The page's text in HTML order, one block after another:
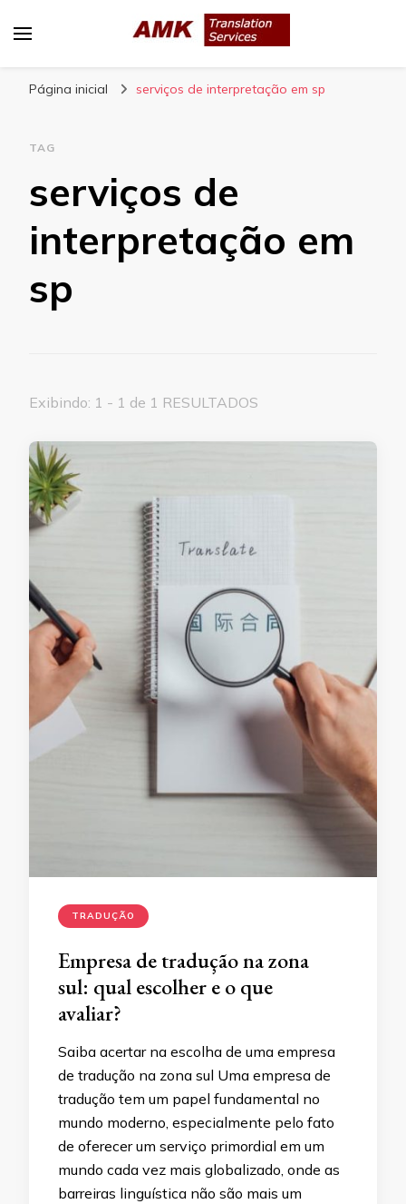
livre, tradução técnica, interpretação
Página inicial serviços de interpretação em sp
TAG
serviços de
interpretação em
sp
Exibindo: 1 - 1 de 1 RESULTADOS
TRADUÇÃO
Empresa de tradução na zona
sul: qual escolher e o que
avaliar?
Saiba acertar na escolha de uma empresa
de tradução na zona sul Uma empresa de
tradução tem um papel fundamental no
mundo moderno, especialmente pelo fato
de oferecer um serviço primordial em um
mundo cada vez mais globalizado, onde as
barreiras linguística não são mais um